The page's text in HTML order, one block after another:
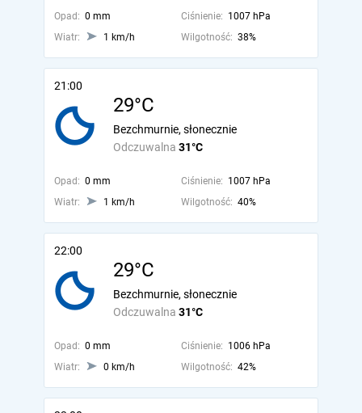
Opad: 0 mm Ciśnienie: 1007 hPa
Wiatr:
1 km/h Wilgotność: 38%
21:00
29°C
Odczuwalna 31°C
Bezchmurnie, słonecznie
Opad: 0 mm Ciśnienie: 1007 hPa
Wiatr:
1 km/h Wilgotność: 40%
22:00
29°C
Odczuwalna 31°C
Bezchmurnie, słonecznie
Opad: 0 mm Ciśnienie: 1006 hPa
Wiatr:
0 km/h Wilgotność: 42%